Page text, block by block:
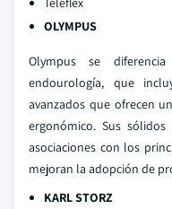
OLYMPUS
Olympus se
endourología, que
avanzados que ofrecen
ergonómico. Sus
asociaciones con los
mejoran la adopción de
KARL STORZ